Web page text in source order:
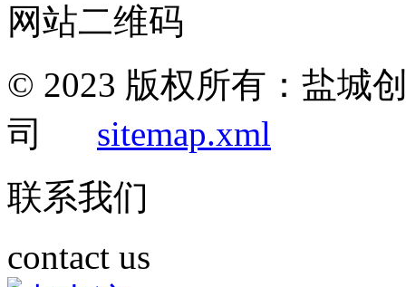
网站二维码
© 2023 版权所有：盐城
司 sitemap.xml
联系我们
contact us